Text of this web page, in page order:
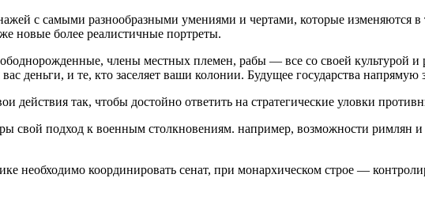
с самыми разнообразными умениями и чертами, которые изменяются
новые более реалистичные портреты.
члены местных племен, рабы — все со своей культурой
вас деньги, и те, кто заселяет ваши колонии. Будущее государства
действия так, чтобы достойно ответить на стратегические уловки
свой подход к военным столкновениям. например, возможности римлян
необходимо координировать сенат, при монархическом строе —